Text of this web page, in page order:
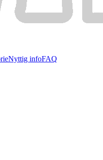
Nyttig infoFAQ